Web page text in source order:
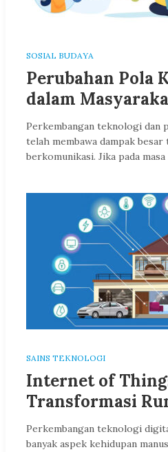
SOSIAL BUDAYA
Perubahan Pola
dalam
Perkembangan teknologi dan
telah membawa dampak
berkomunikasi. Jika pada
SAINS TEKNOLOGI
Internet of
Transformasi
Perkembangan teknologi
banyak aspek kehidupan